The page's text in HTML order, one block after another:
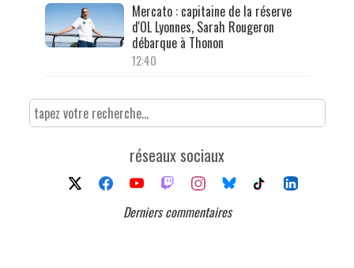
Mercato : capitaine de la réserve
d'OL Lyonnes, Sarah Rougeron
débarque à Thonon
12:40
réseaux sociaux
Derniers commentaires